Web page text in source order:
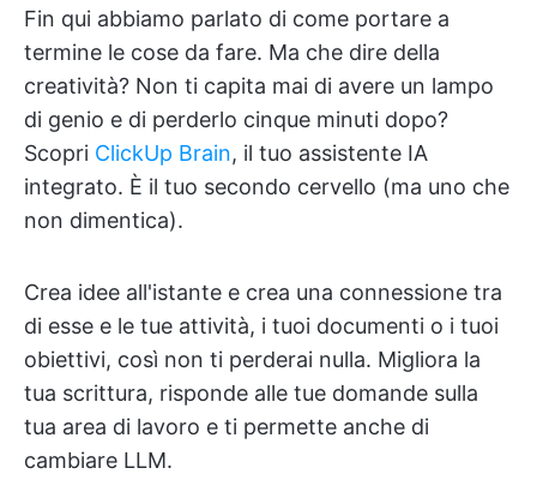
Fin qui abbiamo parlato di come portare a
termine le cose da fare. Ma che dire della
creatività? Non ti capita mai di avere un lampo
di genio e di perderlo cinque minuti dopo?
Scopri ClickUp Brain, il tuo assistente IA
integrato. È il tuo secondo cervello (ma uno che
non dimentica).
Crea idee all'istante e crea una connessione tra
di esse e le tue attività, i tuoi documenti o i tuoi
obiettivi, così non ti perderai nulla. Migliora la
tua scrittura, risponde alle tue domande sulla
tua area di lavoro e ti permette anche di
cambiare LLM.